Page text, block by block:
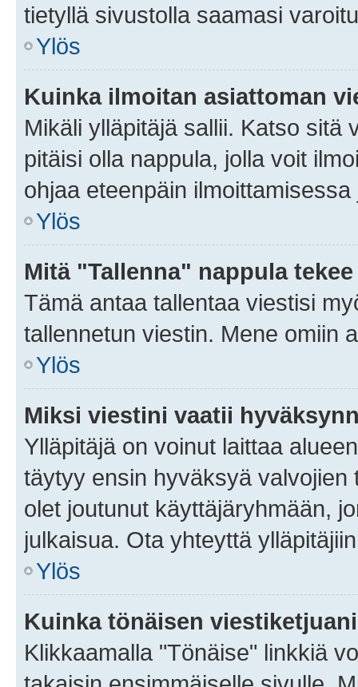
tietyllä sivustolla saamasi
Ylös
Kuinka ilmoitan asiattoman
Mikäli ylläpitäjä sallii. Katso sitä
pitäisi olla nappula, jolla voit
ohjaa eteenpäin
Ylös
Mitä "Tallenna" nappula
Tämä antaa tallentaa viestisi
tallennetun viestin. Mene omiin
Ylös
Miksi viestini vaatii
Ylläpitäjä on voinut laittaa
täytyy ensin hyväksyä
olet joutunut käyttäjäryhmään,
julkaisua. Ota yhteyttä
Ylös
Kuinka tönäisen
Klikkaamalla "Tönäise" linkkiä